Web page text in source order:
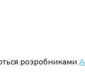
розробниками